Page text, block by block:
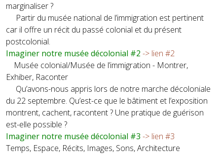
marginaliser ?
Partir du musée national de l’immigration est pertinent
car il offre un récit du passé colonial et du présent
postcolonial.
Imaginer notre musée décolonial #2 -> lien #2
Musée colonial/Musée de l’immigration - Montrer,
Exhiber, Raconter
Qu’avons-nous appris lors de notre marche décoloniale
du 22 septembre. Qu’est-ce que le bâtiment et l’exposition
montrent, cachent, racontent ? Une pratique de guérison
est-elle possible ?
Imaginer notre musée décolonial #3 -> lien #3
Temps, Espace, Récits, Images, Sons, Architecture